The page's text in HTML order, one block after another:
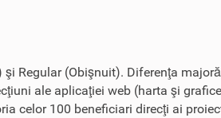
Regular (Obişnuit). Diferenţa
ale aplicaţiei web (harta şi
celor 100 beneficiari direcţi ai